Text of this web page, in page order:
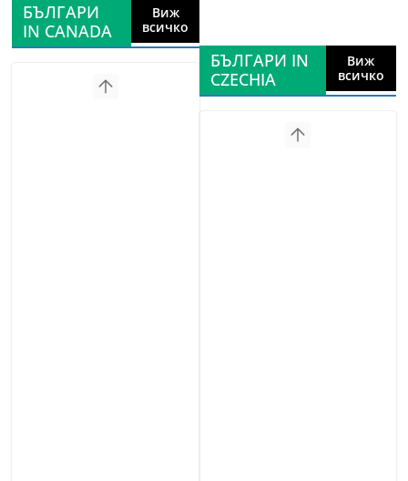
БЪЛГАРИ
IN CANADA
Виж
всичко
БЪЛГАРИ IN
CZECHIA
Виж
всичко